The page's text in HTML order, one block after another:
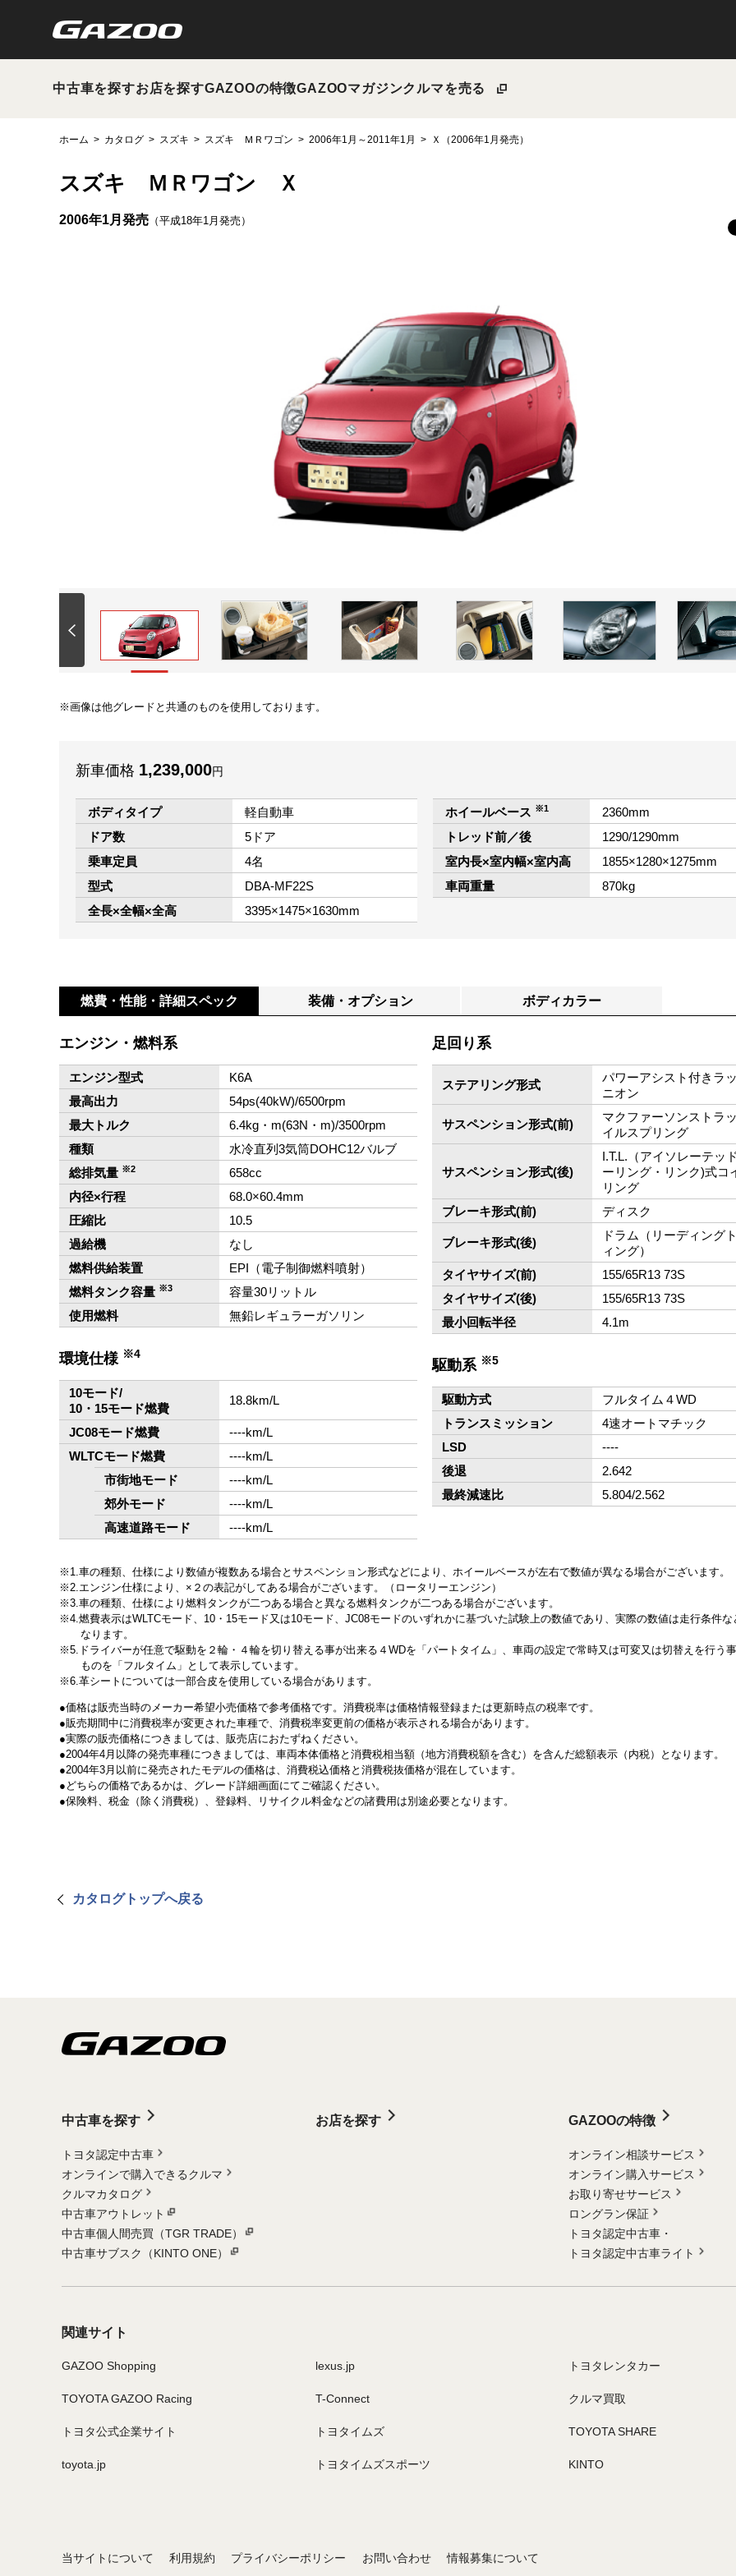
中古車を探すお店を探すGAZOOの特徴GAZOOマガジンクルマを売る
ホーム カタログ スズキ スズキ ＭＲワゴン 2006年1月～2011年1月 Ｘ（2006年1月発売）
スズキ ＭＲワゴン Ｘ
2006年1月発売 （平成18年1月発売）
画像は他グレードと共通のものを使用しております。
新車価格 1,239,000円
ボディタイプ
軽自動車
ドア数
5ドア
乗車定員
4名
型式
DBA-MF22S
全長×全幅×全高
3395×1475×1630mm
ホイールベース ※1
2360mm
トレッド前／後
1290/1290mm
室内長×室内幅×室内高
1855×1280×1275mm
車両重量
870kg
燃費・性能・ 詳細スペック 装備・オプション ボディカラー
エンジン・燃料系
エンジン型式
K6A
最高出力
54ps(40kW)/6500rpm
最大トルク
6.4kg・m(63N・m)/3500rpm
種類
水冷直列3気筒DOHC12バルブ
総排気量 ※2
658cc
内径×行程
68.0×60.4mm
圧縮比
10.5
過給機
なし
燃料供給装置
EPI（電子制御燃料噴射）
燃料タンク容量 ※3
容量30リットル
使用燃料
無鉛レギュラーガソリン
環境仕様 ※4
10モード/
10・15モード燃費
18.8km/L
JC08モード燃費
‐‐‐‐km/L
WLTCモード燃費
‐‐‐‐km/L
市街地モード
‐‐‐‐km/L
郊外モード
‐‐‐‐km/L
高速道路モード
‐‐‐‐km/L
足回り系
ステアリング形式
パワーアシスト付きラ
ニオン
サスペンション形式(前)
マクファーソンストラ
イルスプリング
サスペンション形式(後)
I.T.L.（アイソレーテッ
ーリング・リンク)式コ
リング
ブレーキ形式(前)
ディスク
ブレーキ形式(後)
ドラム（リーディング
ィング）
タイヤサイズ(前)
155/65R13 73S
タイヤサイズ(後)
155/65R13 73S
最小回転半径
4.1m
駆動系 ※5
駆動方式
フルタイム４WD
トランスミッション
4速オートマチック
LSD
‐‐‐‐
後退
2.642
最終減速比
5.804/2.562
1.車の種類、仕様により数値が複数ある場合とサスペンション形式などにより、ホイールベースが左右で数値が異なる場合がございます。
2.エンジン仕様により、×２の表記がしてある場合がございます。（ロータリーエンジン）
3.車の種類、仕様により燃料タンクが二つある場合と異なる燃料タンクが二つある場合がございます。
4.燃費表示はWLTCモード、10・15モード又は10モード、JC08モードのいずれかに基づいた試験上の数値であり、実際の数値は走行条件な
なります。
5.ドライバーが任意で駆動を２輪・４輪を切り替える事が出来る４WDを「パートタイム」、車両の設定で常時又は可変又は切替えを行う
ものを「フルタイム」として表示しています。
6.革シートについては一部合皮を使用している場合があります。
価格は販売当時のメーカー希望小売価格で参考価格です。消費税率は価格情報登録または更新時点の税率です。
販売期間中に消費税率が変更された車種で、消費税率変更前の価格が表示される場合があります。
実際の販売価格につきましては、販売店におたずねください。
2004年4月以降の発売車種につきましては、車両本体価格と消費税相当額（地方消費税額を含む）を含んだ総額表示（内税）となります。
2004年3月以前に発売されたモデルの価格は、消費税込価格と消費税抜価格が混在しています。
どちらの価格であるかは、グレード詳細画面にてご確認ください。
保険料、税金（除く消費税）、登録料、リサイクル料金などの諸費用は別途必要となります。
カタログトップへ戻る
中古車を探す
トヨタ認定中古車
オンラインで購入できるクルマ
クルマカタログ
中古車アウトレット
中古車個人間売買（TGR TRADE）
中古車サブスク（KINTO ONE）
お店を探す GAZOOの特徴
オンライン相談サービス
オンライン購入サービス
お取り寄せサービス
ロングラン保証
トヨタ認定中古車・
トヨタ認定中古車ライト
関連サイト
GAZOO Shopping
TOYOTA GAZOO Racing
トヨタ公式企業サイト
toyota.jp
lexus.jp
T-Connect
トヨタイムズ
トヨタイムズスポーツ
トヨタレンタカー
クルマ買取
TOYOTA SHARE
KINTO
当サイトについて 利用規約 プライバシーポリシー お問い合わせ 情報募集について